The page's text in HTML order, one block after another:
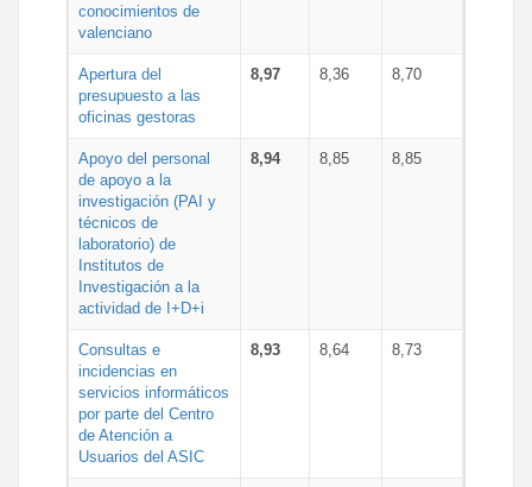
conocimientos de
valenciano
Apertura del
presupuesto a las
oficinas gestoras
8,97 8,36 8,70
Apoyo del personal
de apoyo a la
investigación (PAI y
técnicos de
laboratorio) de
Institutos de
Investigación a la
actividad de I+D+i
8,94 8,85 8,85
Consultas e
incidencias en
servicios informáticos
por parte del Centro
de Atención a
Usuarios del ASIC
8,93 8,64 8,73